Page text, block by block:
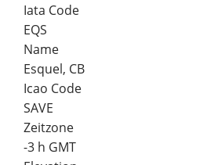
Iata Code
EQS
Name
Esquel, CB
Icao Code
SAVE
Zeitzone
-3 h GMT